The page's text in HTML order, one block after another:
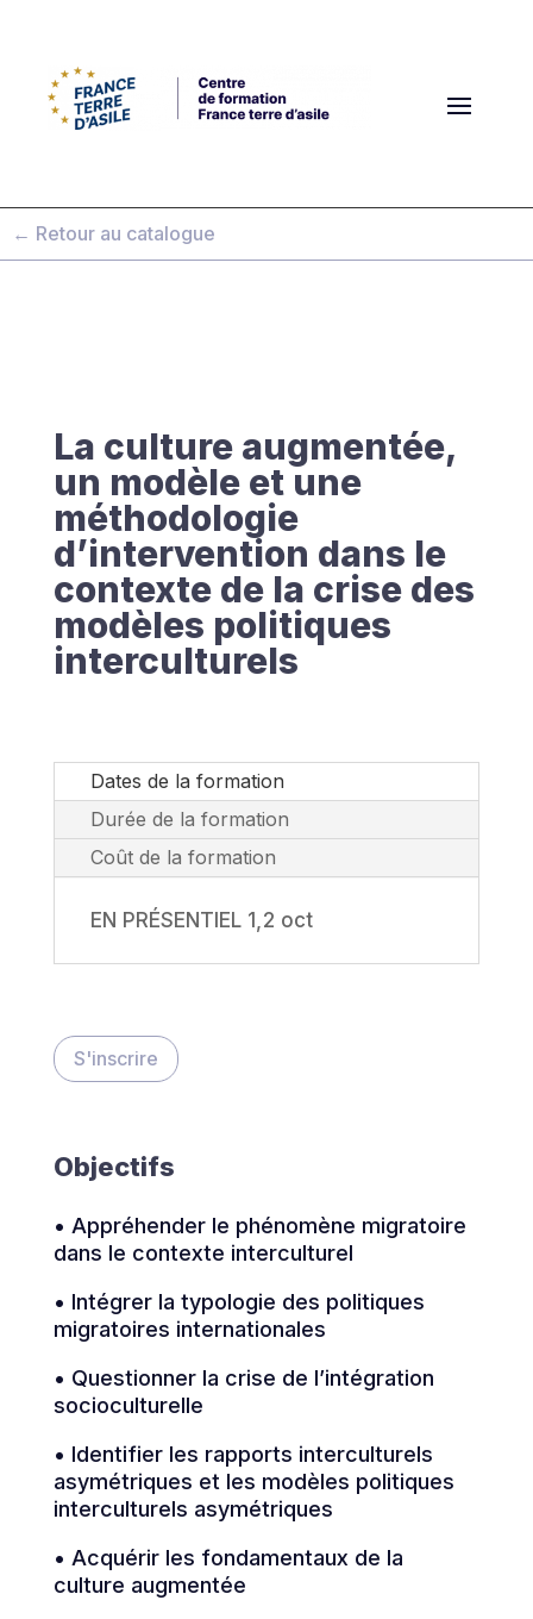
← Retour au catalogue
La culture augmentée,
un modèle et une
méthodologie
d’intervention dans le
contexte de la crise des
modèles politiques
interculturels
Dates de la formation
Durée de la formation
Coût de la formation
EN PRÉSENTIEL 1, 2 oct
S'inscrire
Objectifs
• Appréhender le phénomène migratoire
dans le contexte interculturel
• Intégrer la typologie des politiques
migratoires internationales
• Questionner la crise de l’intégration
socioculturelle
• Identifier les rapports interculturels
asymétriques et les modèles politiques
interculturels asymétriques
• Acquérir les fondamentaux de la
culture augmentée